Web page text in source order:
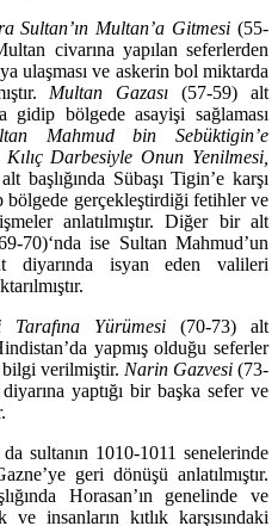
Sultan’ın Multan’a Gitmesi (55-
civarına yapılan seferlerden
ulaşması ve askerin bol miktarda
Multan Gazası (57-59) alt
gidip bölgede asayişi sağlaması
Mahmud bin Se­büktigin’e
Darbesiyle Onun Yenilmesi,
başlığında Sübaşı Tigin’e karşı
bölgede gerçekleştirdiği fetihler ve
anlatılmıştır. Diğer bir alt
70)‘nda ise Sultan Mahmud’un
diyarında isyan eden valileri
Yürümesi (70-73) alt
yapmış olduğu seferler
bilgi verilmiştir. Narin Gazvesi(73-
yaptığı bir başka sefer ve
da sultanın 1010-1011 senelerinde
geri dönüşü anlatılmıştır.
Horasan’ın genelinde ve
insanların kıtlık karşısındaki